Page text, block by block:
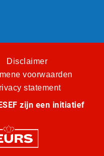
Disclaimer
voorwaarden
statement
zijn een initiatief